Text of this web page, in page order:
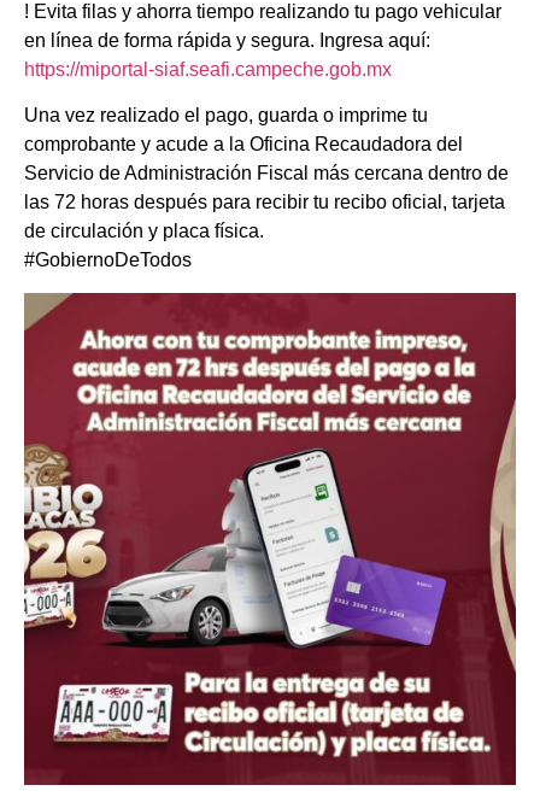
! Evita filas y ahorra tiempo realizando tu pago vehicular
en línea de forma rápida y segura. Ingresa aquí:
https://miportal-siaf.seafi.campeche.gob.mx
Una vez realizado el pago, guarda o imprime tu
comprobante y acude a la Oficina Recaudadora del
Servicio de Administración Fiscal más cercana dentro de
las 72 horas después para recibir tu recibo oficial, tarjeta
de circulación y placa física.
#GobiernoDeTodos